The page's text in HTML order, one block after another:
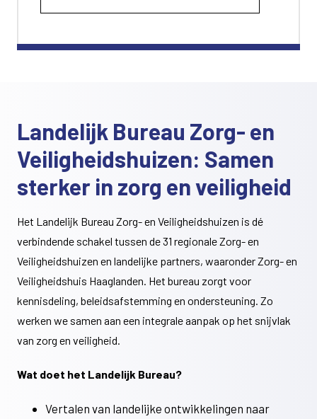
Landelijk Bureau Zorg- en
Veiligheidshuizen: Samen
sterker in zorg en veiligheid
Het Landelijk Bureau Zorg- en Veiligheidshuizen is dé
verbindende schakel tussen de 31 regionale Zorg- en
Veiligheidshuizen en landelijke partners, waaronder Zorg- en
Veiligheidshuis Haaglanden. Het bureau zorgt voor
kennisdeling, beleidsafstemming en ondersteuning. Zo
werken we samen aan een integrale aanpak op het snijvlak
van zorg en veiligheid.
Wat doet het Landelijk Bureau?
Vertalen van landelijke ontwikkelingen naar